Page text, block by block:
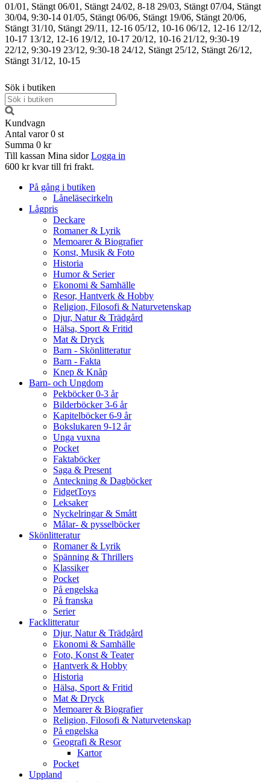
01/01, Stängt 06/01, Stängt 24/02, 8-18 29/03, Stängt 07/04, Stängt
30/04, 9:30-14 01/05, Stängt 06/06, Stängt 19/06, Stängt 20/06,
Stängt 31/10, Stängt 29/11, 12-16 05/12, 10-16 06/12, 12-16 12/12,
10-17 13/12, 12-16 19/12, 10-17 20/12, 10-16 21/12, 9:30-19
22/12, 9:30-19 23/12, 9:30-18 24/12, Stängt 25/12, Stängt 26/12,
Stängt 31/12, 10-15
Sök i butiken
Kundvagn
Antal varor 0 st
Summa 0 kr
Till kassan Mina sidor Logga in
600 kr kvar till fri frakt.
På gång i butiken
Låneläsecirkeln
Lågpris
Deckare
Romaner & Lyrik
Memoarer & Biografier
Konst, Musik & Foto
Historia
Humor & Serier
Ekonomi & Samhälle
Resor, Hantverk & Hobby
Religion, Filosofi & Naturvetenskap
Djur, Natur & Trädgård
Hälsa, Sport & Fritid
Mat & Dryck
Barn - Skönlitteratur
Barn - Fakta
Knep & Knåp
Barn- och Ungdom
Pekböcker 0-3 år
Bilderböcker 3-6 år
Kapitelböcker 6-9 år
Bokslukaren 9-12 år
Unga vuxna
Pocket
Faktaböcker
Saga & Present
Anteckning & Dagböcker
FidgetToys
Leksaker
Nyckelringar & Smått
Målar- & pysselböcker
Skönlitteratur
Romaner & Lyrik
Spänning & Thrillers
Klassiker
Pocket
På engelska
På franska
Serier
Facklitteratur
Djur, Natur & Trädgård
Ekonomi & Samhälle
Foto, Konst & Teater
Hantverk & Hobby
Historia
Hälsa, Sport & Fritid
Mat & Dryck
Memoarer & Biografier
Religion, Filosofi & Naturvetenskap
På engelska
Geografi & Resor
Kartor
Pocket
Uppland